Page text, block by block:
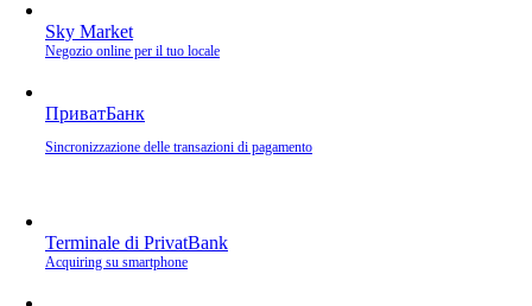
Sky Market
Negozio online per il tuo locale
ПриватБанк
Sincronizzazione delle transazioni di pagamento
Terminale di PrivatBank
Acquiring su smartphone